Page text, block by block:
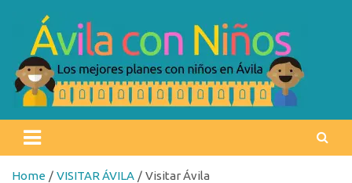
content
Ávila con niños
Home VISITAR ÁVILA Visitar Ávila